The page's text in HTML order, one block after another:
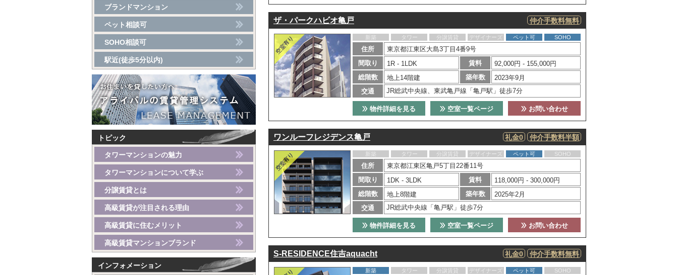
ザ・パークハビオ亀戸 仲介手数料無料
新築 タワー 分譲賃貸 デザイナーズ ペット可 SOHO
住所
東京都江東区大島3丁目4番9号
間取り
1R - 1LDK 賃料
92,000円 - 155,000円
総階数
地上14階建 築年数
2023年9月
交通
JR総武中央線、東武亀戸線「亀戸駅」徒歩7分
お問い合わせ
空室一覧ページ
物件詳細を見る
ワンルーフレジデンス亀戸 仲介手数料半額
礼金0
新築 タワー 分譲賃貸 デザイナーズ ペット可 SOHO
住所
東京都江東区亀戸5丁目22番11号
間取り
1DK - 3LDK 賃料
118,000円 - 300,000円
総階数
地上8階建 築年数
2025年2月
交通
JR総武中央線「亀戸駅」徒歩7分
お問い合わせ
空室一覧ページ
物件詳細を見る
S-RESIDENCE住吉aquacht 仲介手数料無料
礼金0
新築 タワー 分譲賃貸 デザイナーズ ペット可 SOHO
ブランドマンション
ペット相談可
SOHO相談可
駅近(徒歩5分以内)
トピック
タワーマンションの魅力
タワーマンションについて学ぶ
分譲賃貸とは
高級賃貸が注目される理由
高級賃貸に住むメリット
高級賃貸マンションブランド
インフォメーション